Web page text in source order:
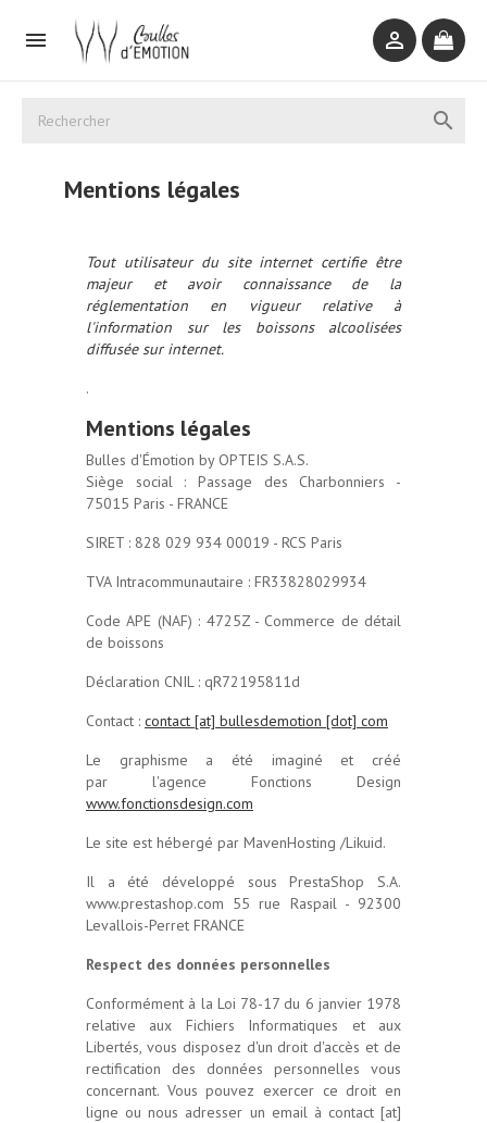
 

Mentions légales
Tout utilisateur du site internet certifie être
majeur et avoir connaissance de la
réglementation en vigueur relative à
l'information sur les boissons alcoolisées
diffusée sur internet.
.
Mentions légales
Bulles d'Émotion by OPTEIS S.A.S.
Siège social : Passage des Charbonniers -
75015 Paris - FRANCE
SIRET : 828 029 934 00019 - RCS Paris
TVA Intracommunautaire : FR33828029934
Code APE (NAF) : 4725Z - Commerce de détail
de boissons
Déclaration CNIL : qR72195811d
Contact : contact [at] bullesdemotion [dot] com
Le graphisme a été imaginé et créé
par l'agence Fonctions Design
www.fonctionsdesign.com
Le site est hébergé par MavenHosting /Likuid.
Il a été développé sous PrestaShop S.A.
www.prestashop.com 55 rue Raspail - 92300
Levallois-Perret FRANCE
Respect des données personnelles
Conformément à la Loi 78-17 du 6 janvier 1978
relative aux Fichiers Informatiques et aux
Libertés, vous disposez d'un droit d'accès et de
rectification des données personnelles vous
concernant. Vous pouvez exercer ce droit en
ligne ou nous adresser un email à contact [at]